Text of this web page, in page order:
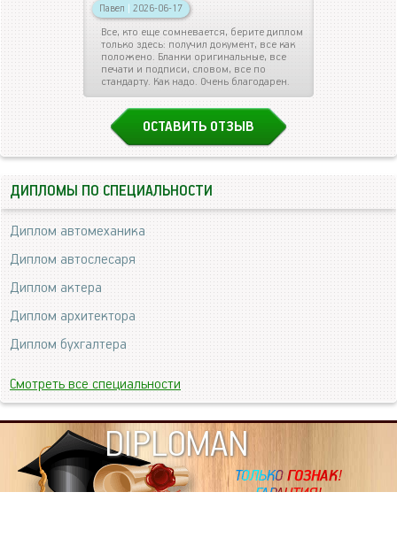
Павел | 2026-06-17
Все, кто еще сомневается, берите диплом
только здесь: получил документ, все как
положено. Бланки оригинальные, все
печати и подписи, словом, все по
стандарту. Как надо. Очень благодарен.
ОСТАВИТЬ ОТЗЫВ
ДИПЛОМЫ ПО СПЕЦИАЛЬНОСТИ
Диплом автомеханика
Диплом автослесаря
Диплом актера
Диплом архитектора
Диплом бухгалтера
Смотреть все специальности
DIPLOMAN